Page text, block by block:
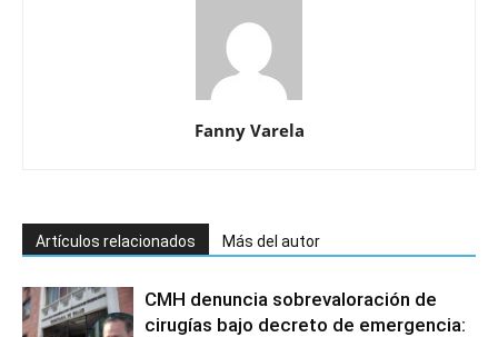
Fanny Varela
Artículos relacionados Más del autor
CMH denuncia sobrevaloración de
cirugías bajo decreto de emergencia: